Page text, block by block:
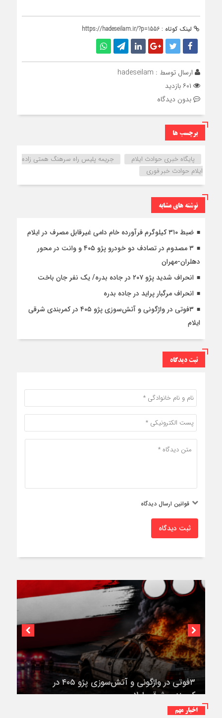
لینک کوتاه : https://hadeseilam.ir/?p=1556
ارسال توسط : hadeseilam
بدون دیدگاه
برچسب ها
پایگاه خبری حوادث ایلام
جریمه پلیس راه سرهنگ همتی زاده
ایلام حوادث خبر فوری
نوشته های مشابه
ضبط ۳۱۰ کیلوگرم فرآورده خام دامی غیرقابل مصرف در ایلام
۳ مصدوم در تصادف دو خودرو پژو ۴۰۵ و وانت در محور
دهلران-مهران
انحراف شدید پژو ۲۰۷ در جاده بدره/ یک نفر جان باخت
انحراف مرگبار پراید در جاده بدره
۳فوتی در واژگونی و آتش‌سوزی پژو ۴۰۵ در کمربندی شرقی
ایلام
ثبت دیدگاه
قوانین ارسال دیدگاه
ثبت دیدگاه
۳فوتی در واژگونی و آتش‌سوزی پژو ۴۰۵ در
کمربندی شرقی ایلام
اخبار مهم